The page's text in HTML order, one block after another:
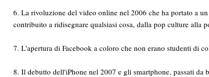
6. La rivoluzione del video online nel 2006 che ha portato a
contribuito a ridisegnare qualsiasi cosa, dalla pop culture alla
7. L'apertura di Facebook a coloro che non erano studenti di
8. Il debutto dell'iPhone nel 2007 e gli smartphone, passati da